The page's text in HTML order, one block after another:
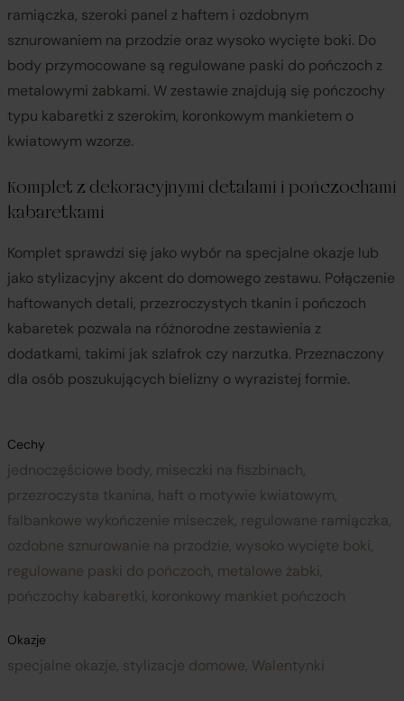
ramiączka, szeroki panel z haftem i ozdobnym
sznurowaniem na przodzie oraz wysoko wycięte boki. Do
body przymocowane są regulowane paski do pończoch z
metalowymi żabkami. W zestawie znajdują się pończochy
typu kabaretki z szerokim, koronkowym mankietem o
kwiatowym wzorze.
Komplet z dekoracyjnymi detalami i pończochami
kabaretkami
Komplet sprawdzi się jako wybór na specjalne okazje lub
jako stylizacyjny akcent do domowego zestawu. Połączenie
haftowanych detali, przezroczystych tkanin i pończoch
kabaretek pozwala na różnorodne zestawienia z
dodatkami, takimi jak szlafrok czy narzutka. Przeznaczony
dla osób poszukujących bielizny o wyrazistej formie.
Cechy
jednoczęściowe body, miseczki na fiszbinach,
przezroczysta tkanina, haft o motywie kwiatowym,
falbankowe wykończenie miseczek, regulowane ramiączka,
ozdobne sznurowanie na przodzie, wysoko wycięte boki,
regulowane paski do pończoch, metalowe żabki,
pończochy kabaretki, koronkowy mankiet pończoch
Okazje
specjalne okazje, stylizacje domowe, Walentynki